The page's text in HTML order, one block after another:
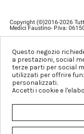
Copyright (©)2016-2026
Medici Faustino- P.Iva:
Questo negozio
a prestazioni, social
terze parti per social
utilizzati per offrire
personalizzati.
Accetti i cookie e